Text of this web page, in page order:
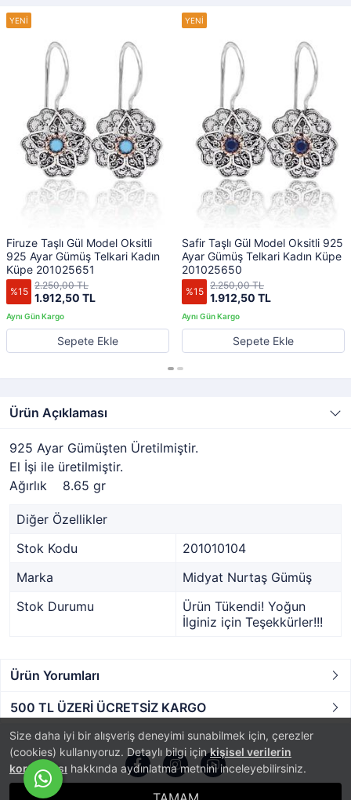
Size daha iyi bir alışveriş deneyimi sunabilmek için, çerezler
(cookies) kullanıyoruz. Detaylı bilgi içinkişisel verilerin
korunması hakkında aydınlatma metnini inceleyebilirsiniz.
Firuze Taşlı Gül Model Oksitli
925 Ayar Gümüş Telkari Kadın
Küpe 201025651
%15 1.912,50 TL
2.250,00 TL
Sepete Ekle
Safir Taşlı Gül Model Oksitli 925
Ayar Gümüş Telkari Kadın Küpe
201025650
%15 1.912,50 TL
2.250,00 TL
Sepete Ekle
Ürün Açıklaması
925 Ayar Gümüşten Üretilmiştir.
El İşi ile üretilmiştir.
Ağırlık 8.65 gr
Diğer Özellikler
Stok Kodu
201010104
Marka
Midyat Nurtaş Gümüş
Stok Durumu
Ürün Tükendi! Yoğun
İlginiz için Teşekkürler!!!
Ürün Yorumları
500 TL ÜZERİ ÜCRETSİZ KARGO